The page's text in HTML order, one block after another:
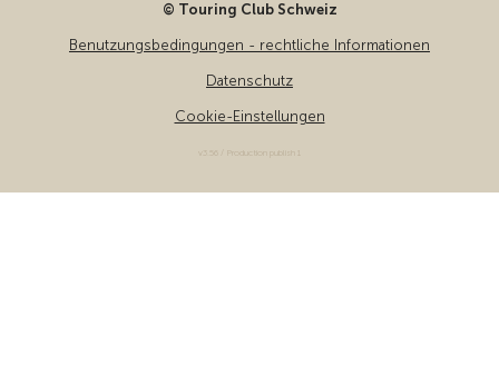
© Touring Club Schweiz
Benutzungsbedingungen - rechtliche Informationen
Datenschutz
Cookie-Einstellungen
v3.56 / Production publish 1